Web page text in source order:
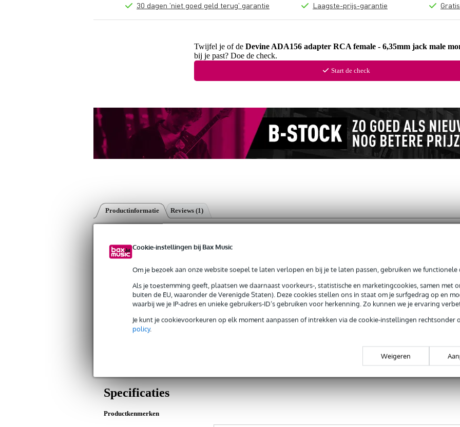
Cookie-instellingen bij Bax Music
Om je bezoek aan onze website soepel te laten verlopen en bij je te laten passen, gebruiken we functionele
Als je toestemming geeft, plaatsen we daarnaast voorkeurs-, statistische en marketingcookies, samen met
buiten de EU, waaronder de Verenigde Staten). Deze cookies stellen ons in staat om je surfgedrag op en
waarbij we je IP-adres en unieke gebruikers-ID’s gebruiken voor herkenning. Zo kunnen we je ervaring
Je kunt je cookievoorkeuren op elk moment aanpassen of intrekken via de cookie-instellingen rechtsonder
policy.
Weigeren
30 dagen 'niet goed geld terug' garantie
Laagste-prijs-garantie
Twijfel je of de Devine ADA156 adapter RCA female - 6,35mm jack male
bij je past? Doe de check.
Start de check
Productinformatie Reviews (1)
Artikelnr:9000-0059-8713
Servicebelofte
Op dit product krijg je 3 jaar Bax Music Garantie.
moeilijk bereikbare plaatsen te kunnen aansluiten is deze adapter haaks gepositioneerd. Zoals steeds tenslotte
Specificaties
Productkenmerken